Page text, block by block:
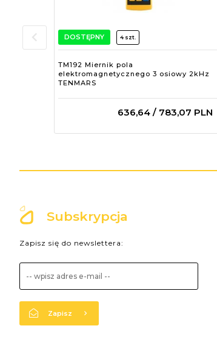
DOSTĘPNY 4 szt.
TM192 Miernik pola
elektromagnetycznego 3 osiowy 2kHz
TENMARS
636,64 / 783,07 PLN
Subskrypcja
Zapisz się do newslettera:
Zapisz